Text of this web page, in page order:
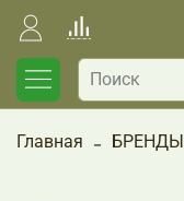
Главная БРЕНДЫ